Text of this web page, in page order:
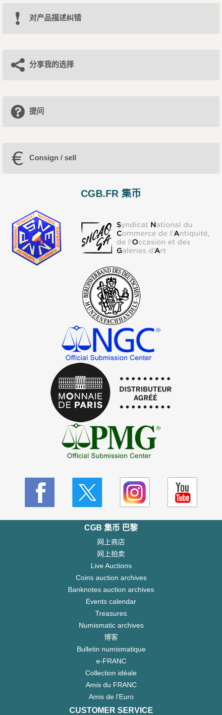
对产品描述纠错
分享我的选择
提问
Consign / sell
CGB.FR 集币
CGB 集币 巴黎
网上商店
网上拍卖
Live Auctions
Coins auction archives
Banknotes auction archives
Events calendar
Treasures
Numismatic archives
博客
Bulletin numismatique
e-FRANC
Collection idéale
Amis du FRANC
Amis de l'Euro
CUSTOMER SERVICE